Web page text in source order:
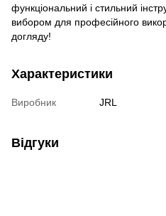
функціональний і стильний
вибором для професійного
догляду!
Характеристики
Виробник JRL
Відгуки